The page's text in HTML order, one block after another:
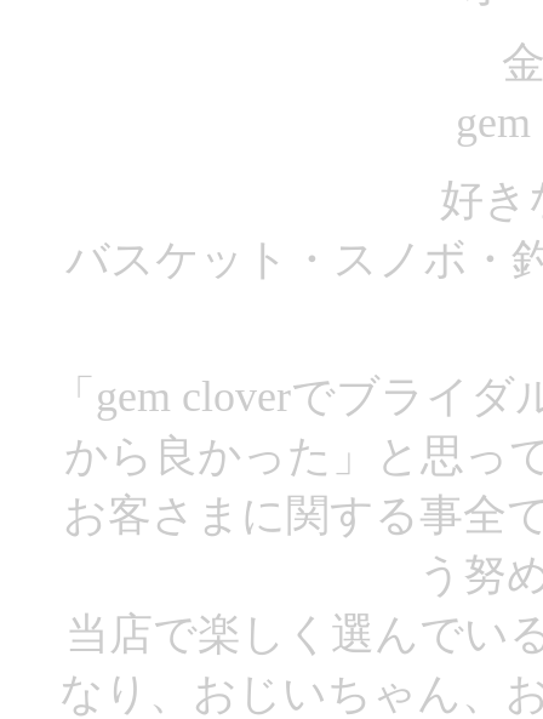
好き
バスケット・スノボ・
「gem cloverでブライ
から良かった」と思っ
お客さまに関する事全
う努
当店で楽しく選んでい
なり、おじいちゃん、